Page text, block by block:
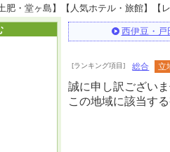
肥・堂ヶ島】【人気ホテル・旅館】【
西伊豆・戸
[ランキング項目] 総合 立
誠に申し訳ございま
この地域に該当す